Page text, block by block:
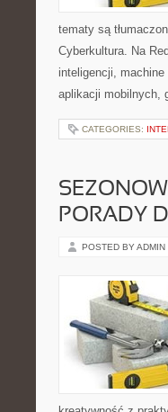
tematy są
Cyberkultura. Na
inteligencji,
aplikacji mobilnych,
CATEGORIES:
PORADY
POSTED BY ADMIN